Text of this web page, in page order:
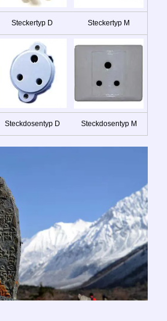
Steckertyp D Steckertyp M
Steckdosentyp D Steckdosentyp M